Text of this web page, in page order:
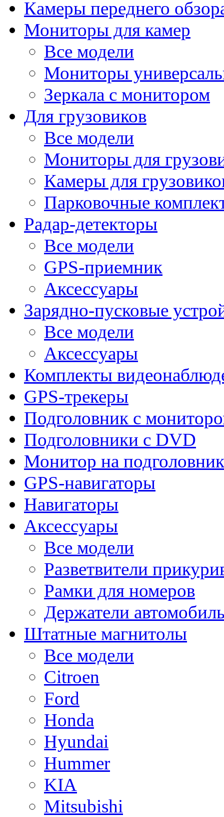
Камеры переднего
Мониторы для камер
Все модели
Мониторы
Зеркала с монитором
Для грузовиков
Все модели
Мониторы для
Камеры для
Парковочные
Радар-детекторы
Все модели
GPS-приемник
Аксессуары
Зарядно-пусковые
Все модели
Аксессуары
Комплекты
GPS-трекеры
Подголовник с
Подголовники с DVD
Монитор на подголовник
GPS-навигаторы
Навигаторы
Аксессуары
Все модели
Разветвители
Рамки для номеров
Держатели
Штатные магнитолы
Все модели
Citroen
Ford
Honda
Hyundai
Hummer
KIA
Mitsubishi